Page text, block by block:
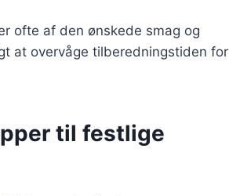
ofte af den ønskede smag og
at overvåge tilberedningstiden for
til festlige